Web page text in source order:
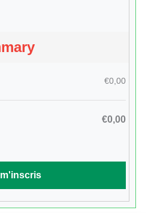
€0,00
€0,00